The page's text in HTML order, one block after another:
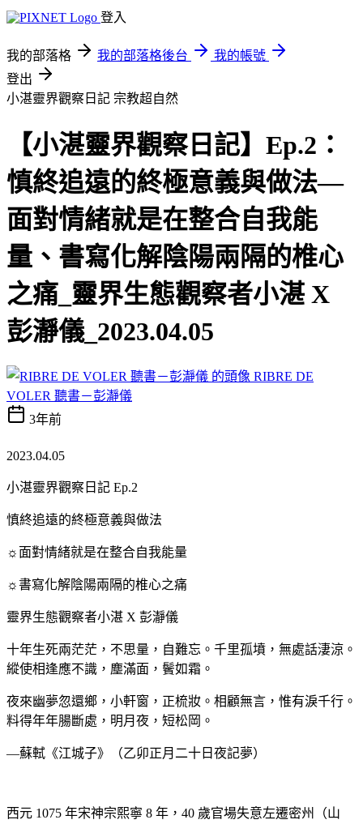
登入
我的部落格 我的部落格後台
我的帳號
登出
小湛靈界觀察日記 宗教超自然
【小湛靈界觀察日記】Ep.2：
慎終追遠的終極意義與做法—
面對情緒就是在整合自我能
量、書寫化解陰陽兩隔的椎心
之痛_靈界生態觀察者小湛 X
彭瀞儀_2023.04.05
RIBRE DE
VOLER 聽書－彭瀞儀
3年前
2023.04.05
小湛靈界觀察日記 Ep.2
慎終追遠的終極意義與做法
☼面對情緒就是在整合自我能量
☼書寫化解陰陽兩隔的椎心之痛
靈界生態觀察者小湛 X 彭瀞儀
十年生死兩茫茫，不思量，自難忘。千里孤墳，無處話淒涼。
縱使相逢應不識，塵滿面，鬢如霜。
夜來幽夢忽還鄉，小軒窗，正梳妝。相顧無言，惟有淚千行。
料得年年腸斷處，明月夜，短松岡。
—蘇軾《江城子》（乙卯正月二十日夜記夢）
西元 1075 年宋神宗熙寧 8 年，40 歲官場失意左遷密州（山